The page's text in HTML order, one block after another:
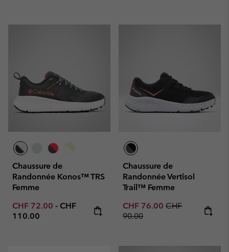
Chaussure de
Randonnée Konos™ TRS
Femme
Minimum sale price:
CHF 72.00 - Maximum price:
CHF
110.00
Chaussure de
Randonnée Vertisol
Trail™ Femme
Sale price:
CHF 76.00 Regular price:
CHF
90.00